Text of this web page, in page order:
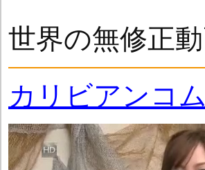
世界の無修正
カリビアンコ